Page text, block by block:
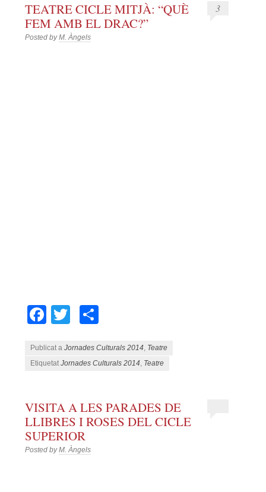
TEATRE CICLE MITJÀ: “QUÈ
FEM AMB EL DRAC?”
Posted byM. Àngels
3
Facebook
Twitter
Publicat aJornades Culturals 2014, Teatre
EtiquetatJornades Culturals 2014, Teatre
VISITA A LES PARADES DE
LLIBRES I ROSES DEL CICLE
SUPERIOR
Posted byM. Àngels